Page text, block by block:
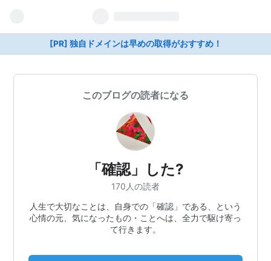
[PR] 独自ドメインは早めの取得がおすすめ！
このブログの読者になる
「確認」した?
170人の読者
人生で大切なことは、自身での「確認」である、という
心情の元、気になったもの・ことへは、全力で駆け寄っ
て行きます。